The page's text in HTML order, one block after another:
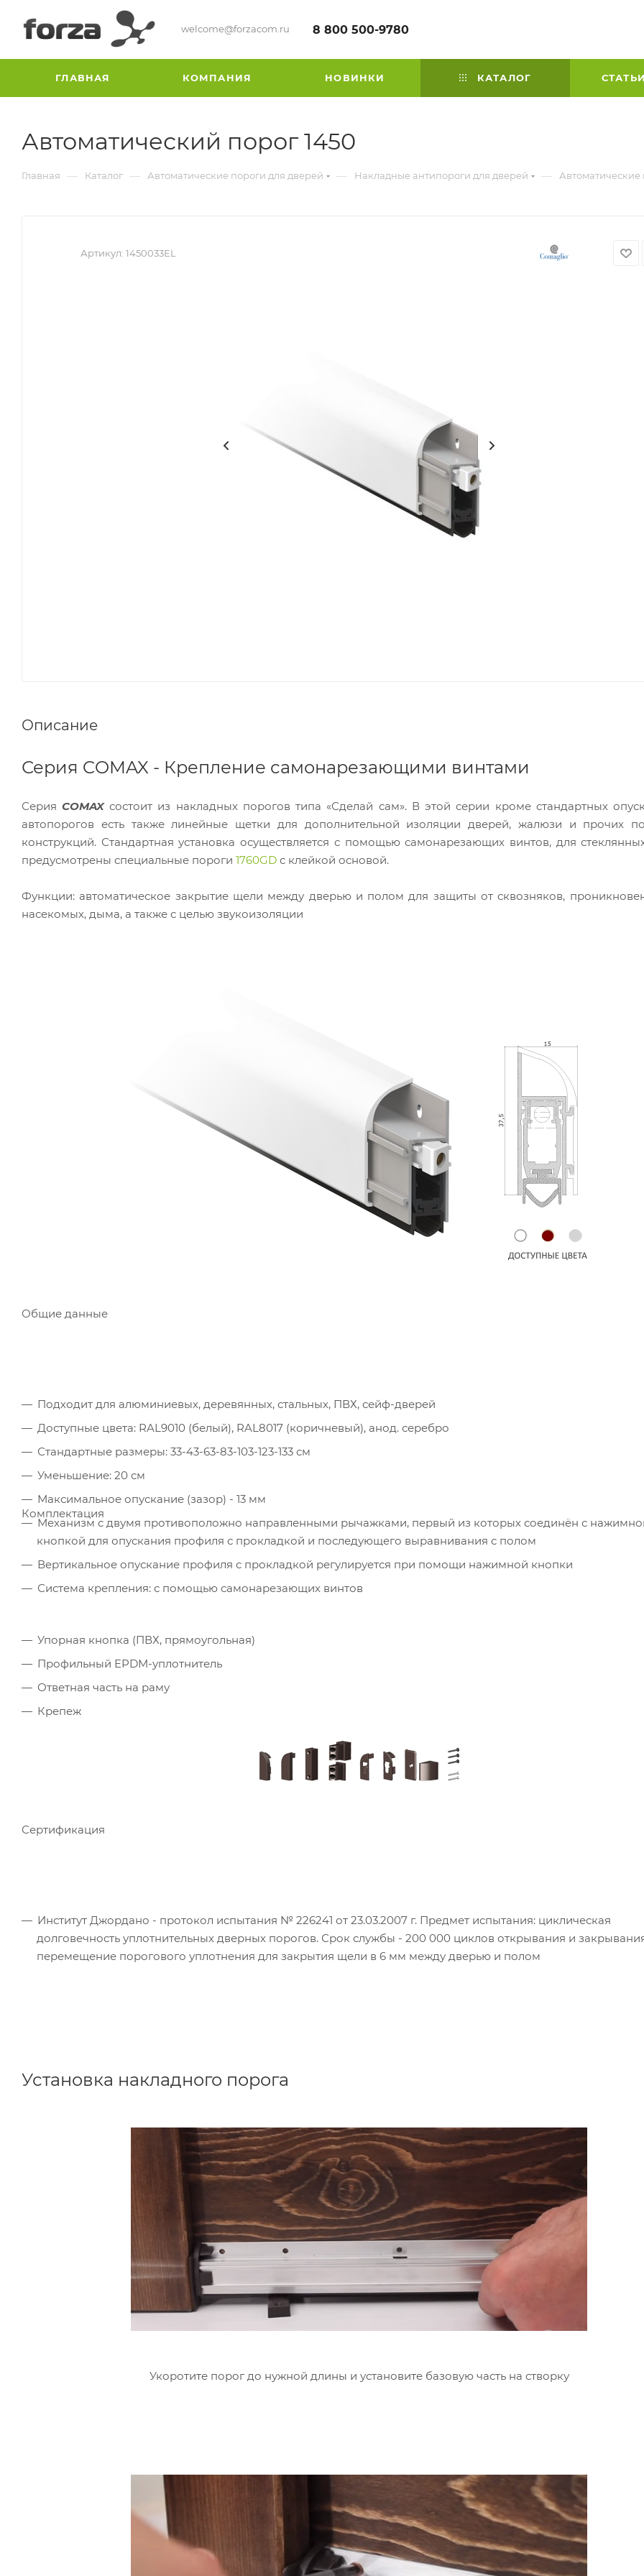
welcome@forzacom.ru 8 800 500-9780
ГЛАВНАЯ КОМПАНИЯ НОВИНКИ КАТАЛОГ
Автоматический порог 1450
Главная — Каталог — Автоматические пороги для дверей — Накладные антипороги для дверей — Автоматические
Артикул: 1450033EL
Описание
Серия COMAX - Крепление самонарезающими винтами
Серия COMAXсостоит из накладных порогов типа «Сделай сам». В этой серии кроме стандартных
автопорогов есть также линейные щетки для дополнительной изоляции дверей, жалюзи и прочих
конструкций. Стандартная установка осуществляется с помощью самонарезающих винтов, для
предусмотрены специальные пороги 1760GD с клейкой основой.
Функции: автоматическое закрытие щели между дверью и полом для защиты от сквозняков,
насекомых, дыма, а также с целью звукоизоляции
Общие данные
Подходит для алюминиевых, деревянных, стальных, ПВХ, сейф-дверей
Доступные цвета: RAL9010 (белый), RAL8017 (коричневый), анод. серебро
Стандартные размеры: 33-43-63-83-103-123-133 см
Уменьшение: 20 см
Максимальное опускание (зазор) - 13 мм
Механизм с двумя противоположно направленными рычажками, первый из которых соединён с
кнопкой для опускания профиля с прокладкой и последующего выравнивания с полом
Вертикальное опускание профиля с прокладкой регулируется при помощи нажимной кнопки
Система крепления: с помощью самонарезающих винтов
Комплектация
Упорная кнопка (ПВХ, прямоугольная)
Профильный EPDM-уплотнитель
Ответная часть на раму
Крепеж
Сертификация
Институт Джордано - протокол испытания № 226241 от 23.03.2007 г. Предмет испытания: циклическая
долговечность уплотнительных дверных порогов. Срок службы - 200 000 циклов открывания и
перемещение порогового уплотнения для закрытия щели в 6 мм между дверью и полом
Установка накладного порога
Укоротите порог до нужной длины и установите базовую часть на створку